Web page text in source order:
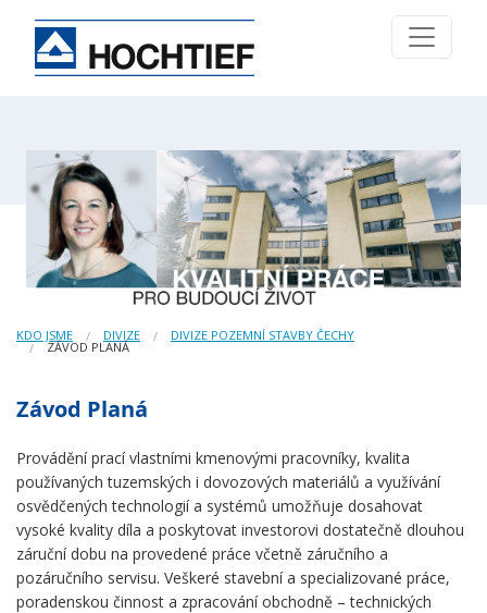
KDO JSME DIVIZE DIVIZE POZEMNÍ STAVBY ČECHY
ZÁVOD PLANÁ
Závod Planá
Provádění prací vlastními kmenovými pracovníky, kvalita
používaných tuzemských i dovozových materiálů a využívání
osvědčených technologií a systémů umožňuje dosahovat
vysoké kvality díla a poskytovat investorovi dostatečně dlouhou
záruční dobu na provedené práce včetně záručního a
pozáručního servisu. Veškeré stavební a specializované práce,
poradenskou činnost a zpracování obchodně – technických